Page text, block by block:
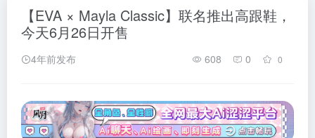
【EVA × Mayla Classic】联名推出高跟鞋，
今天6月26日开售
4年前发布 608 0 0